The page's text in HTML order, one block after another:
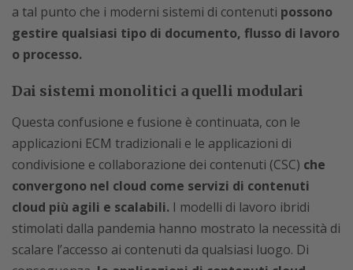
a tal punto che i moderni sistemi di contenuti possono
gestire qualsiasi tipo di documento, flusso di lavoro
o processo.
Dai sistemi monolitici a quelli modulari
Questa confusione e fusione è continuata, con le
applicazioni ECM tradizionali e le applicazioni di
condivisione e collaborazione dei contenuti (CSC) che
convergono nel cloud come servizi di contenuti
cloud più agili e scalabili. I modelli di lavoro ibridi
stimolati dalla pandemia hanno mostrato la necessità di
scalare l’accesso ai contenuti da qualsiasi luogo. Di